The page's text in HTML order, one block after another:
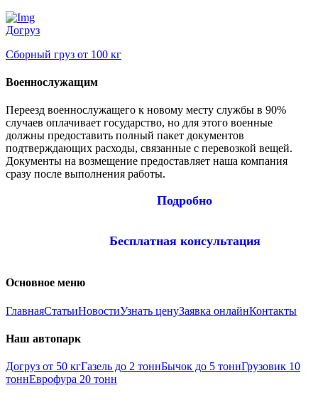
Догруз
Сборный груз от 100 кг
Военнослужащим
Переезд военнослужащего к новому месту службы в 90%
случаев оплачивает государство, но для этого военные
должны предоставить полный пакет документов
подтверждающих расходы, связанные с перевозкой вещей.
Документы на возмещение предоставляет наша компания
сразу после выполнения работы.
Подробно
Бесплатная консультация
Основное меню
ГлавнаяСтатьиНовостиУзнать ценуЗаявка онлайнКонтакты
Наш автопарк
Догруз от 50 кгГазель до 2 тоннБычок до 5 тоннГрузовик 10
тоннЕврофура 20 тонн